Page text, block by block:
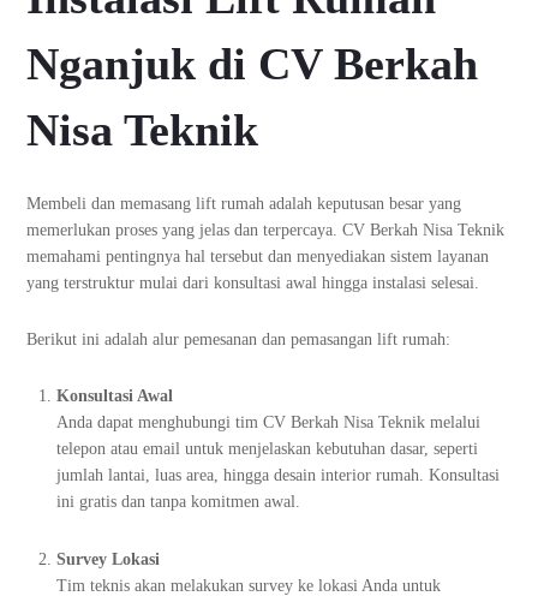
Nganjuk di CV Berkah
Nisa Teknik
Membeli dan memasang lift rumah adalah keputusan besar yang
memerlukan proses yang jelas dan terpercaya. CV Berkah Nisa Teknik
memahami pentingnya hal tersebut dan menyediakan sistem layanan
yang terstruktur mulai dari konsultasi awal hingga instalasi selesai.
Berikut ini adalah alur pemesanan dan pemasangan lift rumah:
Konsultasi Awal
Anda dapat menghubungi tim CV Berkah Nisa Teknik melalui
telepon atau email untuk menjelaskan kebutuhan dasar, seperti
jumlah lantai, luas area, hingga desain interior rumah. Konsultasi
ini gratis dan tanpa komitmen awal.
Survey Lokasi
Tim teknis akan melakukan survey ke lokasi Anda untuk